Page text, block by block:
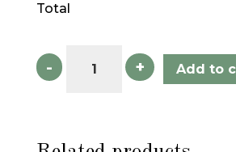
Total
-
Contraste
quantity
+ Add to